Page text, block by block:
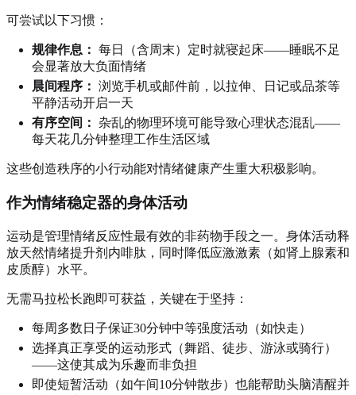
可尝试以下习惯：
规律作息： 每日（含周末）定时就寝起床——睡眠不足
会显著放大负面情绪
晨间程序： 浏览手机或邮件前，以拉伸、日记或品茶等
平静活动开启一天
有序空间： 杂乱的物理环境可能导致心理状态混乱——
每天花几分钟整理工作生活区域
这些创造秩序的小行动能对情绪健康产生重大积极影响。
作为情绪稳定器的身体活动
运动是管理情绪反应性最有效的非药物手段之一。身体活动释
放天然情绪提升剂内啡肽，同时降低应激激素（如肾上腺素和
皮质醇）水平。
无需马拉松长跑即可获益，关键在于坚持：
每周多数日子保证30分钟中等强度活动（如快走）
选择真正享受的运动形式（舞蹈、徒步、游泳或骑行）
——这使其成为乐趣而非负担
即使短暂活动（如午间10分钟散步）也能帮助头脑清醒并